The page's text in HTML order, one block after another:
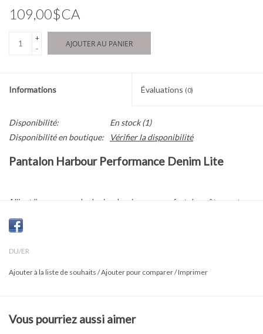
109,00$CA
+
-
AJOUTER AU PANIER
Informations Évaluations (0)
Disponibilité: En stock(1)
Disponibilité en boutique:
Vérifier la disponibilité
Pantalon Harbour Performance Denim Lite
Alliant l’apparence du denim classique au confort des vêtements
détente, le pantalon Harbour offre une coupe décontractée et un
style polyvalent. Confectionné en Performance Denim Lite, il
températures chaudes. Léger et respirant, il assure un confort
DU/ER
Ajouter à la liste de souhaits /Ajouter pour comparer/Imprimer
Vous pourriez aussi aimer